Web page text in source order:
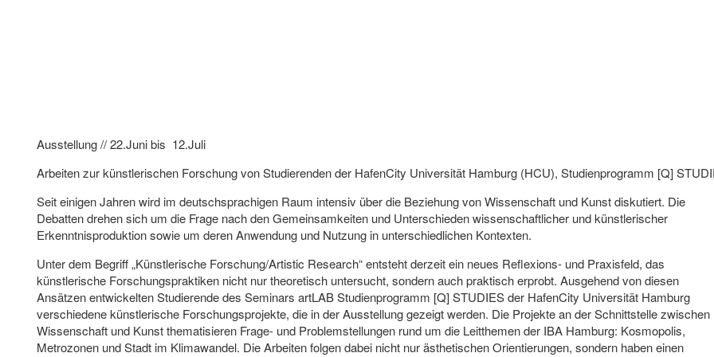
Ausstellung // 22.Juni bis 12.Juli
Arbeiten zur künstlerischen Forschung von Studierenden der HafenCity Universität Hamburg (HCU), Studienprogramm [Q]
Seit einigen Jahren wird im deutschsprachigen Raum intensiv über die Beziehung von Wissenschaft und Kunst diskutiert. Die
Debatten drehen sich um die Frage nach den Gemeinsamkeiten und Unterschieden wissenschaftlicher und künstlerischer
Erkenntnisproduktion sowie um deren Anwendung und Nutzung in unterschiedlichen Kontexten.
Unter dem Begriff „Künstlerische Forschung/Artistic Research“ entsteht derzeit ein neues Reflexions- und Praxisfeld, das
künstlerische Forschungspraktiken nicht nur theoretisch untersucht, sondern auch praktisch erprobt. Ausgehend von diesen
Ansätzen entwickelten Studierende des Seminars artLAB Studienprogramm [Q] STUDIES der HafenCity Universität Hamburg
verschiedene künstlerische Forschungsprojekte, die in der Ausstellung gezeigt werden. Die Projekte an der Schnittstelle zwischen
Wissenschaft und Kunst thematisieren Frage- und Problemstellungen rund um die Leitthemen der IBA Hamburg: Kosmopolis,
Metrozonen und Stadt im Klimawandel. Die Arbeiten folgen dabei nicht nur ästhetischen Orientierungen, sondern haben einen